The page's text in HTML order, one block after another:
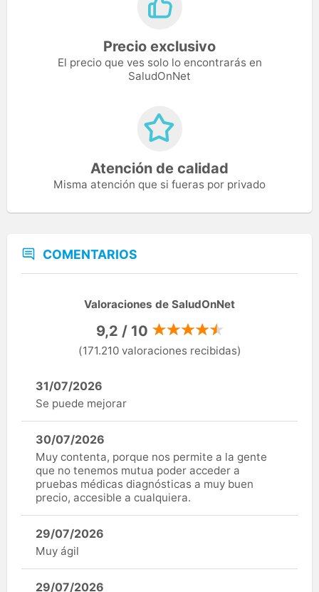
Precio exclusivo
El precio que ves solo lo encontrarás en
SaludOnNet
Atención de calidad
Misma atención que si fueras por privado
COMENTARIOS
Valoraciones de SaludOnNet
9,2 / 10
(171.210 valoraciones recibidas)
31/07/2026
Se puede mejorar
30/07/2026
Muy contenta, porque nos permite a la gente
que no tenemos mutua poder acceder a
pruebas médicas diagnósticas a muy buen
precio, accesible a cualquiera.
29/07/2026
Muy ágil
29/07/2026